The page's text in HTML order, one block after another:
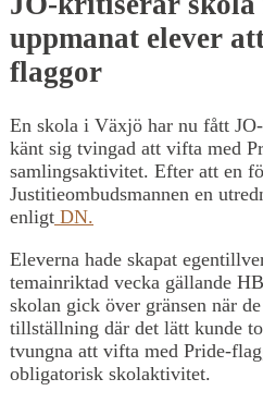
uppmanat elever
flaggor
En skola i Växjö har nu fått
känt sig tvingad att vifta med
samlingsaktivitet. Efter att en
Justitieombudsmannen en
enligt DN.
Eleverna hade skapat
temainriktad vecka gällande
skolan gick över gränsen när
tillställning där det lätt kunde
tvungna att vifta med Pride-
obligatorisk skolaktivitet.